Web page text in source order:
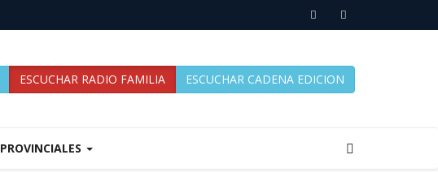
ESCUCHAR RADIO FAMILIA ESCUCHAR CADENA EDICION
PROVINCIALES